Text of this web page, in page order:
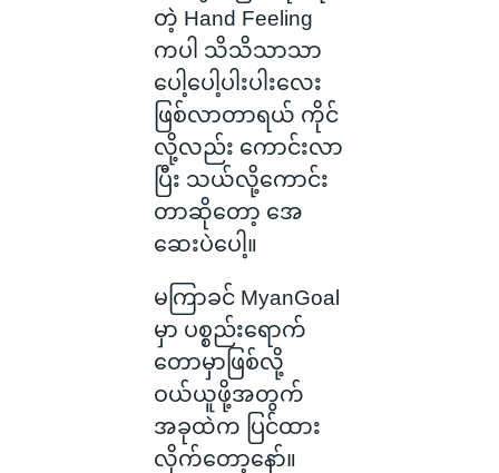
တဲ့ Hand Feeling
ကပါ သိသိသာသာ
ပေါ့ပေါ့ပါးပါးလေး
ဖြစ်လာတာရယ် ကိုင်
လို့လည်း ကောင်းလာ
ပြီး သယ်လို့ကောင်း
တာဆိုတော့ အေ
ဆေးပဲပေါ့။
မကြာခင် MyanGoal
မှာ ပစ္စည်းရောက်
တောမှာဖြစ်လို့
ဝယ်ယူဖို့အတွက်
အခုထဲက ပြင်ထား
လိုက်တော့နော်။